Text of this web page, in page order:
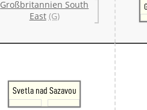
Großbritannien South
East (G)
Svetla nad Sazavou